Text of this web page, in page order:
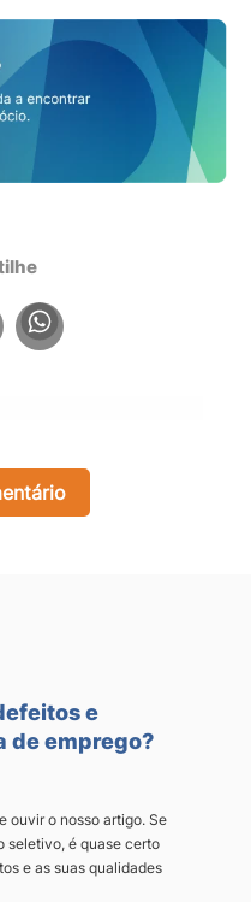
e
de emprego?
ouvir o nosso artigo. Se
seletivo, é quase certo
e as suas qualidades